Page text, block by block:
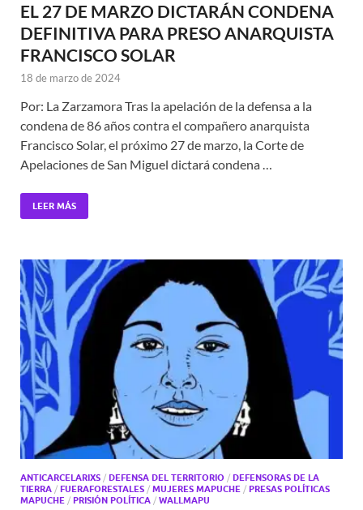
EL 27 DE MARZO DICTARÁN CONDENA
DEFINITIVA PARA PRESO ANARQUISTA
FRANCISCO SOLAR
18 de marzo de 2024
Por: La Zarzamora Tras la apelación de la defensa a la
condena de 86 años contra el compañero anarquista
Francisco Solar, el próximo 27 de marzo, la Corte de
Apelaciones de San Miguel dictará condena …
LEER MÁS
ANTICARCELARIXS / DEFENSA DEL TERRITORIO / DEFENSORAS DE LA
TIERRA / FUERAFORESTALES / MUJERES MAPUCHE / PRESAS POLÍTICAS
MAPUCHE / PRISIÓN POLÍTICA / WALLMAPU